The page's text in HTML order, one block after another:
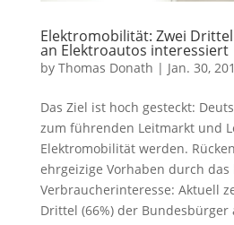
Elektromobilität: Zwei
an Elektroautos interessiert
by Thomas Donath | Jan. 30,
Das Ziel ist hoch gesteckt:
zum führenden Leitmarkt und
Elektromobilität werden.
ehrgeizige Vorhaben durch das
Verbraucherinteresse: Aktuell
Drittel (66%) der Bundesbürger